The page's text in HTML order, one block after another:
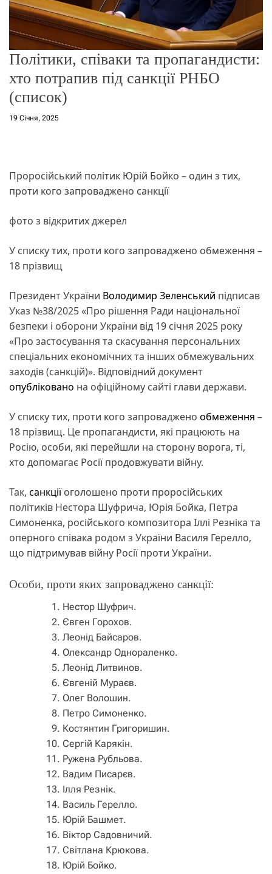
Політики, співаки та пропагандисти:
хто потрапив під санкції РНБО
(список)
19 Січня, 2025
Проросійський політик Юрій Бойко – один з тих,
проти кого запроваджено санкції
фото з відкритих джерел
У списку тих, проти кого запроваджено обмеження –
18 прізвищ
Президент України Володимир Зеленський підписав
Указ №38/2025 «Про рішення Ради національної
безпеки і оборони України від 19 січня 2025 року
«Про застосування та скасування персональних
спеціальних економічних та інших обмежувальних
заходів (санкцій)». Відповідний документ
опубліковано на офіційному сайті глави держави.
У списку тих, проти кого запроваджено обмеження –
18 прізвищ. Це пропагандисти, які працюють на
Росію, особи, які перейшли на сторону ворога, ті,
хто допомагає Росії продовжувати війну.
Так, санкціїоголошено проти проросійських
політиків Нестора Шуфрича, Юрія Бойка, Петра
Симоненка, російського композитора Іллі Резніка та
оперного співака родом з України Василя Герелло,
що підтримував війну Росії проти України.
Особи, проти яких запроваджено санкції:
Нестор Шуфрич.
Євген Горохов.
Леонід Байсаров.
Олександр Однораленко.
Леонід Литвинов.
Євгеній Мураєв.
Олег Волошин.
Петро Симоненко.
Костянтин Григоришин.
Сергій Карякін.
Ружена Рубльова.
Вадим Писарєв.
Ілля Резнік.
Василь Герелло.
Юрій Башмет.
Віктор Садовничий.
Світлана Крюкова.
Юрій Бойко.